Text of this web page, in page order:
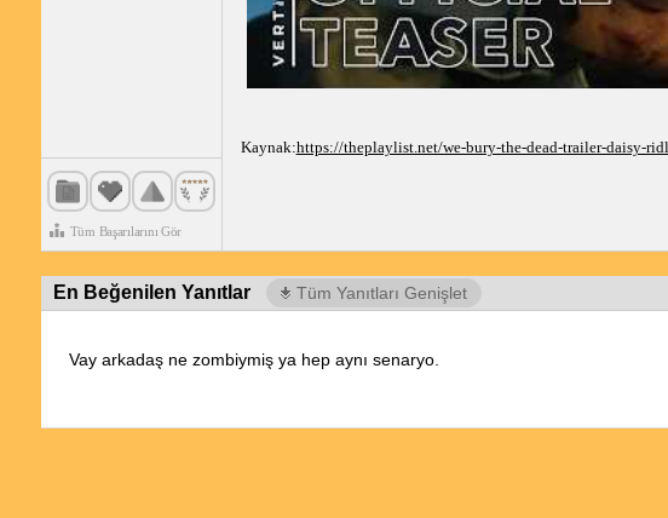
Tüm Başarılarını Gör
Kaynak:https://theplaylist.net/we-bury-the-dead-trailer-daisy-
En Beğenilen Yanıtlar Tüm Yanıtları Genişlet
Vay arkadaş ne zombiymiş ya hep aynı senaryo.